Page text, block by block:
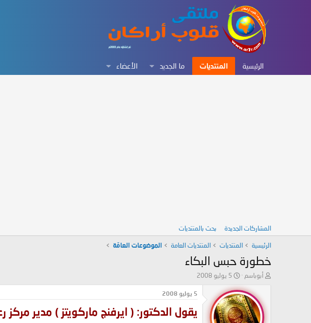
الرئيسية المنتديات ما الجديد الأعضاء
المشاركات الجديدة بحث بالمنتديات
الرئيسية المنتديات المنتديات العامة الموضوعات العامّة
خطورة حبس البكاء
ب
ئ
ا
ل
أبوباسم
ت
ر
ي
خ
ا
5 يوليو 2008
5 يوليو 2008
يقول الدكتور: ( ايرفنج ماركويتز ) مدير